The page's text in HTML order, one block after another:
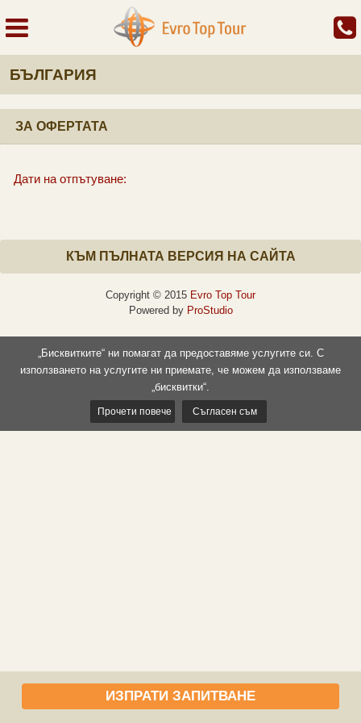
БЪЛГАРИЯ
ЗА ОФЕРТАТА
Дати на отпътуване:
ИЗПРАТИ ЗАПИТВАНЕ
КЪМ ПЪЛНАТА ВЕРСИЯ НА САЙТА
Copyright © 2015 Evro Top Tour
Powered by ProStudio
„Бисквитките“ ни помагат да предоставяме услугите си. С
използването на услугите ни приемате, че можем да използваме
„бисквитки“.
Прочети повече Съгласен съм